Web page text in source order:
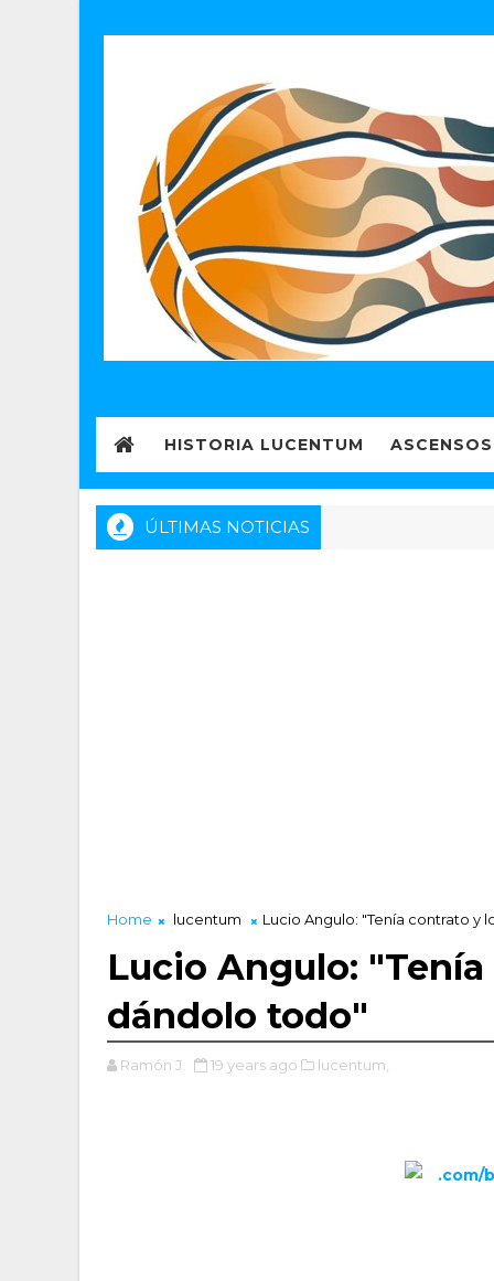
HISTORIA LUCENTUM
ÚLTIMAS NOTICIAS
Home lucentum Lucio Angulo: "Tenía contrato y
Lucio Angulo:
dándolo todo"
Ramón J. 19 years ago lucentum,